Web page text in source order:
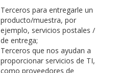
Terceros para entregarle un
producto/muestra, por
ejemplo, servicios postales /
de entrega;
Terceros que nos ayudan a
proporcionar servicios de TI,
como proveedores de